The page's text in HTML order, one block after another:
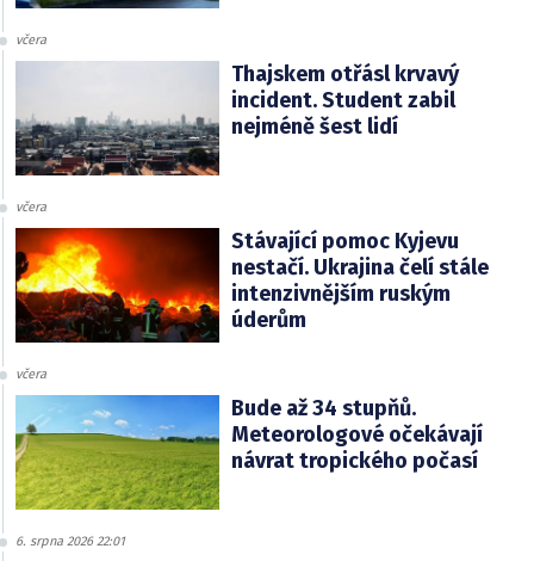
včera
Thajskem otřásl krvavý
incident. Student zabil
nejméně šest lidí
včera
Stávající pomoc Kyjevu
nestačí. Ukrajina čelí stále
intenzivnějším ruským
úderům
včera
Bude až 34 stupňů.
Meteorologové očekávají
návrat tropického počasí
6. srpna 2026 22:01